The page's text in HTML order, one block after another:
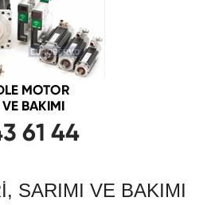
SARIMI VE BAKIMI